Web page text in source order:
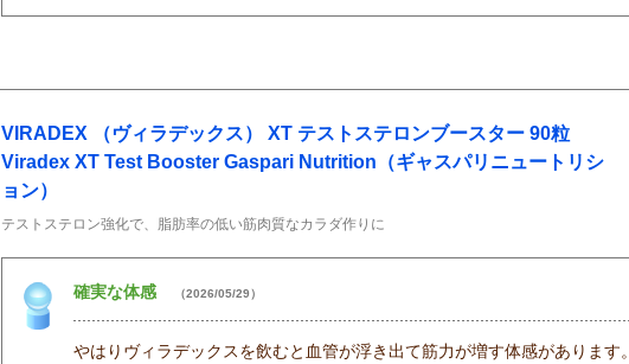
VIRADEX （ヴィラデックス） XT テストステロンブースター 90粒
Viradex XT Test Booster Gaspari Nutrition（ギャスパリニュートリシ
ョン）
テストステロン強化で、脂肪率の低い筋肉質なカラダ作りに
確実な体感 （2026/05/29）
やはりヴィラデックスを飲むと血管が浮き出て筋力が増す体感があります。